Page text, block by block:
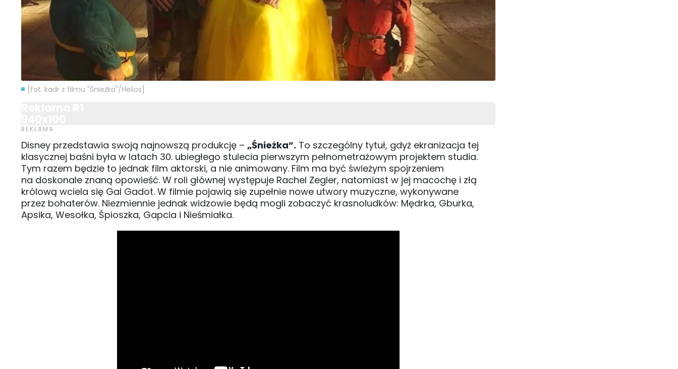
[fot. kadr z filmu "Śnieżka"/Helios]
Disney przedstawia swoją najnowszą produkcję – „Śnieżka”. To szczególny tytuł, gdyż ekranizacja tej
klasycznej baśni była w latach 30. ubiegłego stulecia pierwszym pełnometrażowym projektem studia.
Tym razem będzie to jednak film aktorski, a nie animowany. Film ma być świeżym spojrzeniem
na doskonale znaną opowieść. W roli głównej występuje Rachel Zegler, natomiast w jej macochę i złą
królową wciela się Gal Gadot. W filmie pojawią się zupełnie nowe utwory muzyczne, wykonywane
przez bohaterów. Niezmiennie jednak widzowie będą mogli zobaczyć krasnoludków: Mędrka, Gburka,
Apsika, Wesołka, Śpioszka, Gapcia i Nieśmiałka.